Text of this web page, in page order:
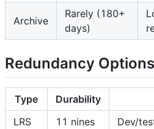
Archive
Rarely (180+
days)
Redundancy Options
Type Durability
LRS
11 nines
Dev/